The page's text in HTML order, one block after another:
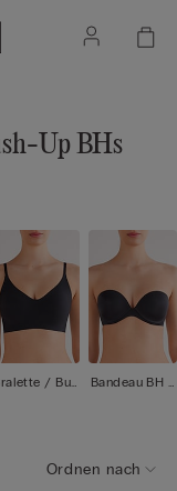
Up BHs
/ Bus
Bandeau BH /
Ordnen nach